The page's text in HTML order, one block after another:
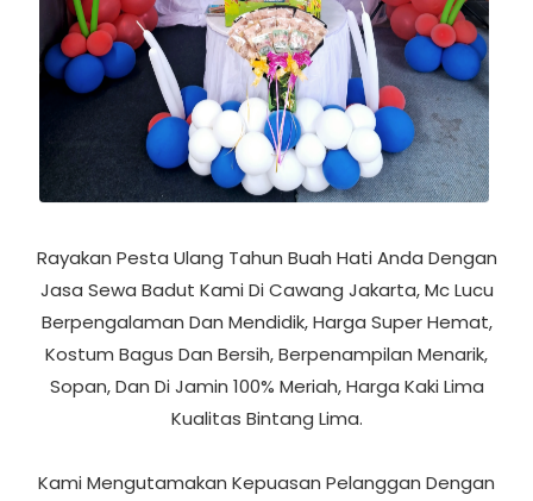
Rayakan Pesta Ulang Tahun Buah Hati Anda Dengan
Jasa Sewa Badut Kami Di Cawang Jakarta, Mc Lucu
Berpengalaman Dan Mendidik, Harga Super Hemat,
Kostum Bagus Dan Bersih, Berpenampilan Menarik,